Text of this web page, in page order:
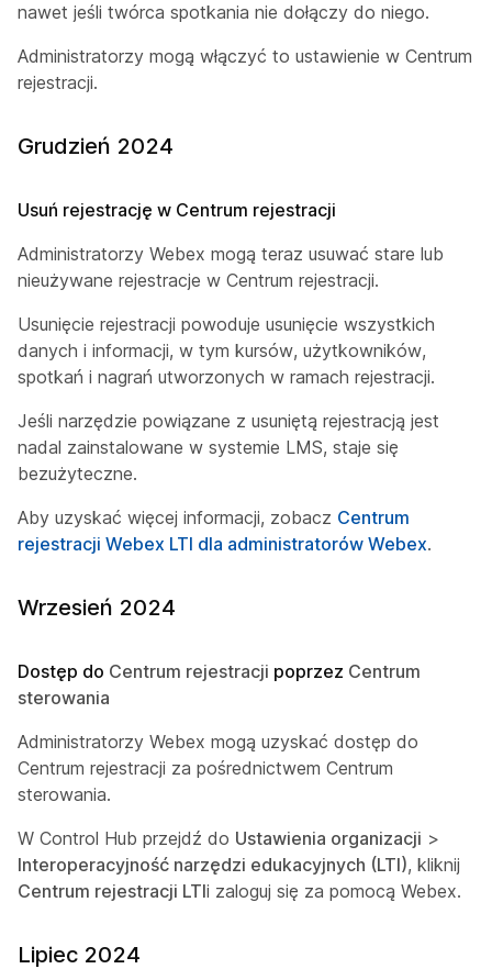
nawet jeśli twórca spotkania nie dołączy do niego.
Administratorzy mogą włączyć to ustawienie w Centrum
rejestracji.
Grudzień 2024
Usuń rejestrację w Centrum rejestracji
Administratorzy Webex mogą teraz usuwać stare lub
nieużywane rejestracje w Centrum rejestracji.
Usunięcie rejestracji powoduje usunięcie wszystkich
danych i informacji, w tym kursów, użytkowników,
spotkań i nagrań utworzonych w ramach rejestracji.
Jeśli narzędzie powiązane z usuniętą rejestracją jest
nadal zainstalowane w systemie LMS, staje się
bezużyteczne.
Aby uzyskać więcej informacji, zobacz Centrum
rejestracji Webex LTI dla administratorów Webex.
Wrzesień 2024
Dostęp do Centrum rejestracji poprzez Centrum
sterowania
Administratorzy Webex mogą uzyskać dostęp do
Centrum rejestracji za pośrednictwem Centrum
sterowania.
W Control Hub przejdź do Ustawienia organizacji >
Interoperacyjność narzędzi edukacyjnych (LTI), kliknij
Centrum rejestracji LTIi zaloguj się za pomocą Webex.
Lipiec 2024